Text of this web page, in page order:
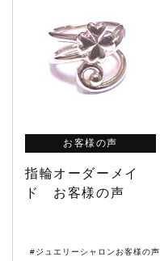
お客様の声
指輪オーダーメイ
ド お客様の声
#ジュエリーシャロンお客様の声